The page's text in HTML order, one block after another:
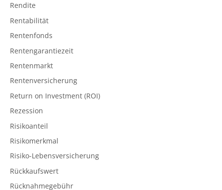
Rendite
Rentabilität
Rentenfonds
Rentengarantiezeit
Rentenmarkt
Rentenversicherung
Return on Investment (ROI)
Rezession
Risikoanteil
Risikomerkmal
Risiko-Lebensversicherung
Rückkaufswert
Rücknahmegebühr